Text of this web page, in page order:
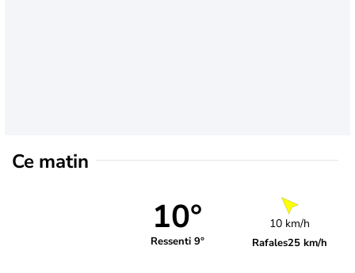
Ce matin
10°
Ressenti 9°
10 km/h
Rafales25 km/h